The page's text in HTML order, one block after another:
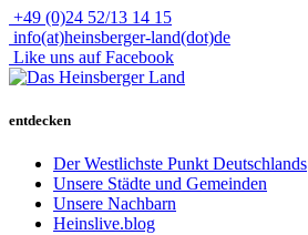
+49 (0)24 52/13 14 15
info(at)heinsberger-land(dot)de
Like uns auf Facebook
entdecken
Der Westlichste Punkt Deutschlands
Unsere Städte und Gemeinden
Unsere Nachbarn
Heinslive.blog